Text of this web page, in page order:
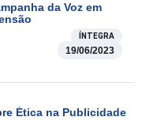
da Voz em
ÍNTEGRA
19/06/2023
Ética na Publicidade